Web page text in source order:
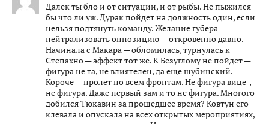
Далек ты бло и от ситуации, и от рыбы. Не пыжился
бы что ли уж. Дурак пойдет на должность один, если
нельзя подтянуть команду. Желание губера
нейтрализовать оппозицию — откровенно давно.
Начинала с Макара — обломилась, турнулась к
Степахно — эффект тот же. К Безуглому не пойдет —
фигура не та, не влиятелен, да еще шубинский.
Короче — пролет по всем фронтам. Не фигура вице-,
не фигура. Даже первый зам и то не фигура. Многого
добился Тюкавин за прошедшее время? Ковтун его
клевала и опускала на всех открытых мероприятиях,